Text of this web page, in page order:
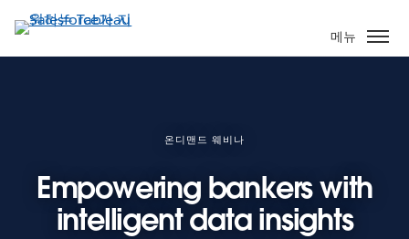
요
콘
메뉴
온디맨드 웨비나
Empowering bankers with
intelligent data insights